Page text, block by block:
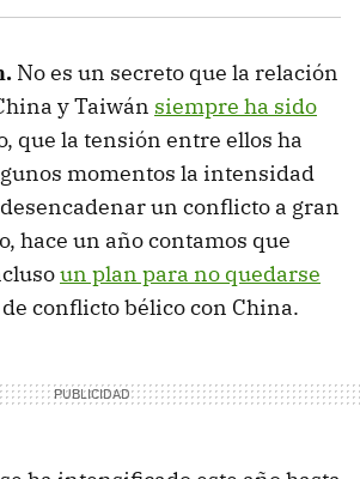
No es un secreto que la relación
y Taiwán siempre ha sido
que la tensión entre ellos ha
momentos la intensidad
un conflicto a gran
hace un año contamos que
un plan para no quedarse
conflicto bélico con China.